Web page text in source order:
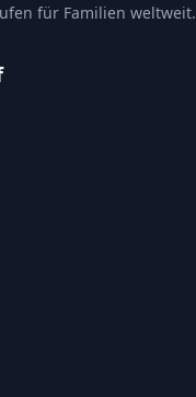
für Familien weltweit.